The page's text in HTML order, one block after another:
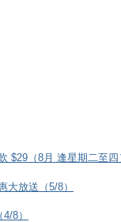
$29（8月 逢星期二至四
大放送（5/8）
8）